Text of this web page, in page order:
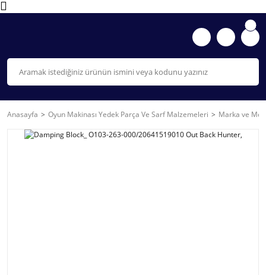
Anasayfa Oyun Makinası Yedek Parça Ve Sarf Malzemeleri Marka ve